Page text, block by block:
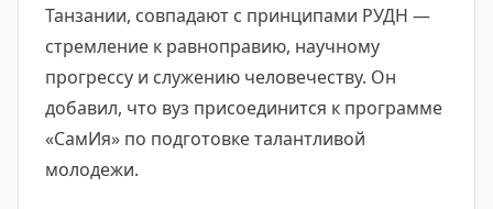
Танзании, совпадают с принципами РУДН —
стремление к равноправию, научному
прогрессу и служению человечеству. Он
добавил, что вуз присоединится к программе
«СамИя» по подготовке талантливой
молодежи.